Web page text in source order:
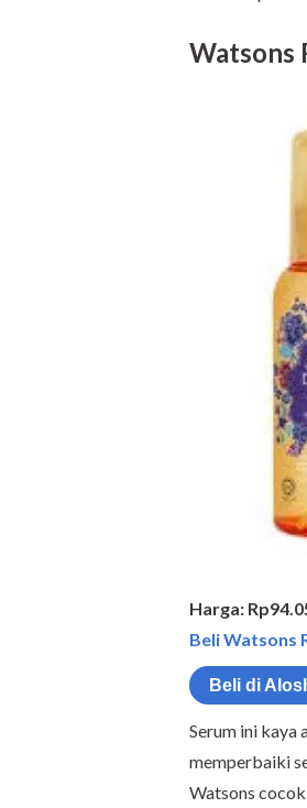
Watsons
Harga:
Beli Watsons
Beli di
Serum ini kaya
memperbaiki
Watsons